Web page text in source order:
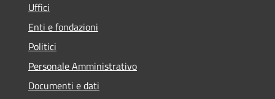
Uffici
Enti e fondazioni
Politici
Personale Amministrativo
Documenti e dati